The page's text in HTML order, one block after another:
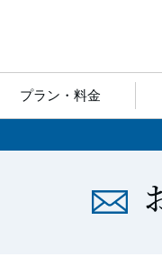
プラン・料金